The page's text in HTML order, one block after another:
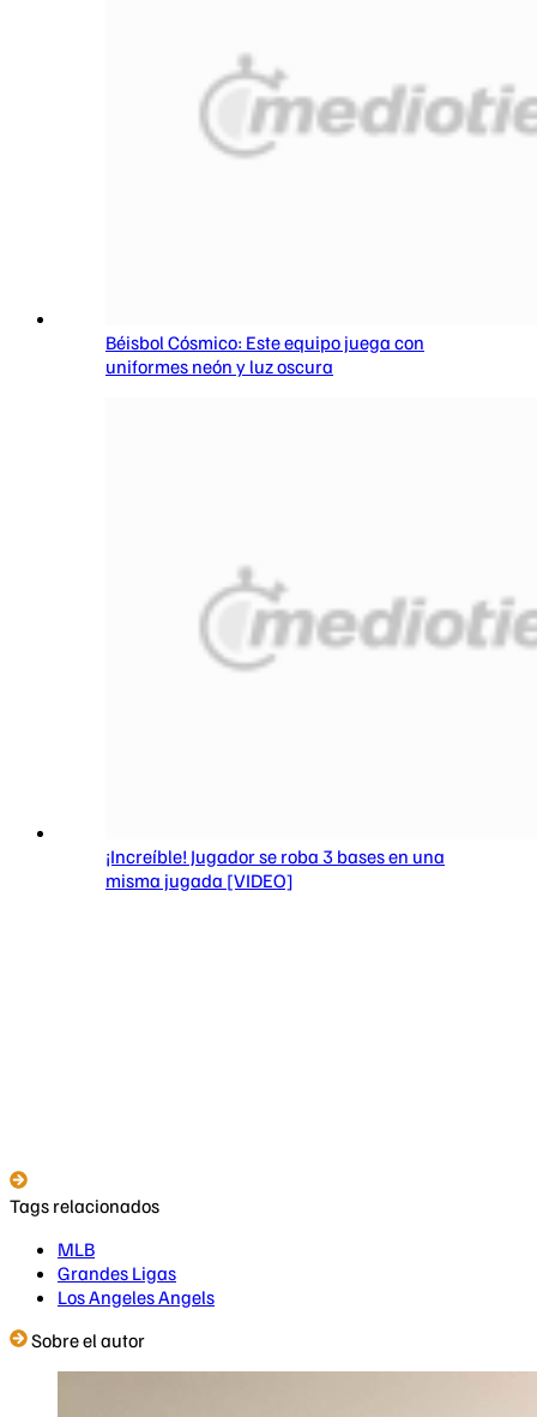
Béisbol Cósmico: Este equipo juega con
uniformes neón y luz oscura
¡Increíble! Jugador se roba 3 bases en una
misma jugada [VIDEO]
Tags relacionados
MLB
Grandes Ligas
Los Angeles Angels
Sobre el autor